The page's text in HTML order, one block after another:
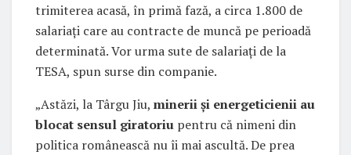
trimiterea acasă, în primă fază, a circa 1.800 de
salariați care au contracte de muncă pe perioadă
determinată. Vor urma sute de salariați de la
TESA, spun surse din companie.
„Astăzi, la Târgu Jiu, minerii și energeticienii au
blocat sensul giratoriu pentru că nimeni din
politica românească nu îi mai ascultă. De prea